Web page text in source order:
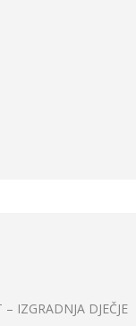
IZGRADNJA DJEČJE